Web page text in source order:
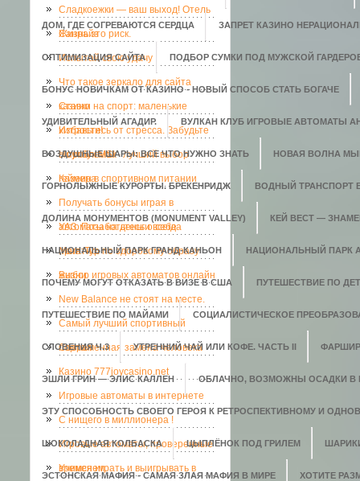
ДОМ, ГДЕ СОГРЕВАЮТСЯ СЕРДЦА ЗАПРЕТ КАЗИНО
ОПТИМИЗАЦИЯ САЙТА ПОДБОР СУМКИ ПОД МУЖСКОЙ
БОНУС НОВИЧКАМ ОТ КАЗИНО - НОВЫЙ СПОСОБ СТАТЬ БОГАЧЕ
УДИВИТЕЛЬНЫЙ АГАДИР. ВУЛКАН КЛУБ ИГРОВЫЕ АВТОМАТЫ
ВОЗДУШНЫЕ ШАРЫ: ВСЕ ЧТО НУЖНО ЗНАТЬ НОВАЯ ВОЛНА
ГОРНОЛЫЖНЫЕ КУРОРТЫ. БРЕКЕНРИДЖ ВОДНЫЙ ТРАНСПОРТ
ДОЛИНА МОНУМЕНТОВ (MONUMENT VALLEY) КЕЙ ВЕСТ —
НАЦИОНАЛЬНЫЙ ПАРК ГРАНД-КАНЬОН НАЦИОНАЛЬНЫЙ ПАРК
ПОЧЕМУ МОГУТ ОТКАЗАТЬ В ВИЗЕ В США ПУТЕШЕСТВИЕ ПО
ПУТЕШЕСТВИЕ ПО МАЙАМИ СОЦИАЛИСТИЧЕСКОЕ
СЛОВЕНИЯ Ч.3 УТРЕННИЙ ЧАЙ ИЛИ КОФЕ. ЧАСТЬ II
ЭШЛИ ГРИН — ЭЛИС КАЛЛЕН ОБЛАЧНО, ВОЗМОЖНЫ ОСАДКИ В
ЭТУ СПОСОБНОСТЬ СВОЕГО ГЕРОЯ К РЕТРОСПЕКТИВНОМУ И
ШОКОЛАДНАЯ КОЛБАСКА ЦЫПЛЁНОК ПОД ГРИЛЕМ
ЭСТОНСКАЯ МАФИЯ - САМАЯ ЗЛАЯ МАФИЯ В МИРЕ ХОТИТЕ
Сладкоежки — ваш выход! Отель
Санрайз
Жизнь это риск.
Испытай свою удачу
Что такое зеркало для сайта
казино
Ставки на спорт: маленькие
хитрости!
Избавьтесь от стресса. Забудьте
о проблемах
Ноутбук MSI - лучший выбор
геймера
Казеин в спортивном питании
Получать бонусы играя в
автоматы на деньги всегда
приятно.
УАЗ. Позаботьтесь о себе
Мега-Тур по здоровому образу
жизни
Выбор игровых автоматов онлайн
New Balance не стоят на месте.
Самый лучший спортивный
портал
Современная замена человека
Казино 777joycasino.net
Игровые автоматы в интернете
C нищего в миллионера !
Игровые автоматы, проверенные
временем.
Учимся играть и выигрывать в